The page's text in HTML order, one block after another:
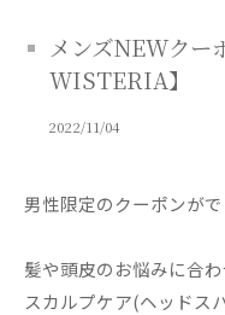
メンズNEWクー
WISTERIA】
2022/11/04
男性限定のクーポンがで
髪や頭皮のお悩みに合
スカルプケア(ヘッドス